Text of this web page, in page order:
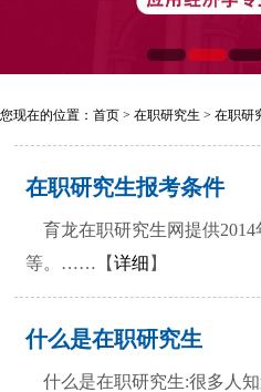
您现在的位置： 首页 > 在职研究生 > 在职研
在职研究生报考条件
育龙在职研究生网提供
等。……【详细 】
什么是在职研究生
什么是在职研究生:很多人